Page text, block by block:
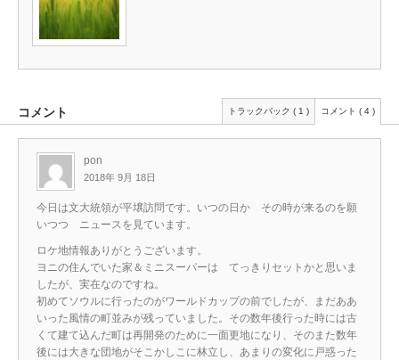
コメント トラックバック ( 1 ) コメント ( 4 )
pon
2018年 9月 18日
今日は文大統領が平壌訪問です。いつの日か その時が来るのを願
いつつ ニュースを見ています。
ロケ地情報ありがとうございます。
ヨニの住んでいた家＆ミニスーパーは てっきりセットかと思いま
したが、実在なのですね。
初めてソウルに行ったのがワールドカップの前でしたが、まだああ
いった風情の町並みが残っていました。その数年後行った時には古
くて建て込んだ町は再開発のために一面更地になり、そのまた数年
後には大きな団地がそこかしこに林立し、あまりの変化に戸惑った